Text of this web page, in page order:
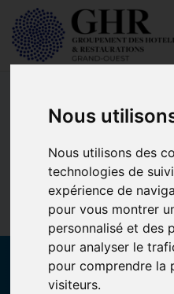
Nous
Nous utilisons des
technologies de
expérience de
pour vous montrer
personnalisé et des
pour analyser le
pour comprendre la
visiteurs.
1er septembre 2026 |
publication par la DGFIP du
démarrage